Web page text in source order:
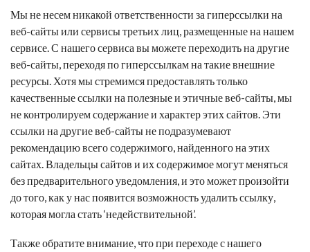
Мы не несем никакой ответственности за гиперссылки на
веб-сайты или сервисы третьих лиц, размещенные на нашем
сервисе. С нашего сервиса вы можете переходить на другие
веб-сайты, переходя по гиперссылкам на такие внешние
ресурсы. Хотя мы стремимся предоставлять только
качественные ссылки на полезные и этичные веб-сайты, мы
не контролируем содержание и характер этих сайтов. Эти
ссылки на другие веб-сайты не подразумевают
рекомендацию всего содержимого, найденного на этих
сайтах. Владельцы сайтов и их содержимое могут меняться
без предварительного уведомления, и это может произойти
до того, как у нас появится возможность удалить ссылку,
которая могла стать ‘недействительной’.
Также обратите внимание, что при переходе с нашего